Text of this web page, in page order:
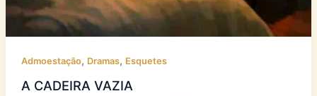
Admoestação, Dramas, Esquetes
A CADEIRA VAZIA